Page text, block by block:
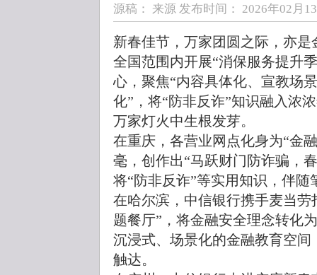
源稿： 来源 发布时间： 2026年02月
新春佳节，万家团圆之际，亦
全国范围内开展“消保服务提升
心，聚焦“内容具体化、宣教场
化”，将“防非反诈”知识融入浓
万家灯火中生根发芽。
在重庆，各营业网点化身为“金
毫，创作出“马跃财门防诈骗，
将“防非反诈”等实用知识，伴
在哈尔滨，中信银行携手麦当
题餐厅”，将金融安全理念转化
沉浸式、场景化的金融教育空
触达。